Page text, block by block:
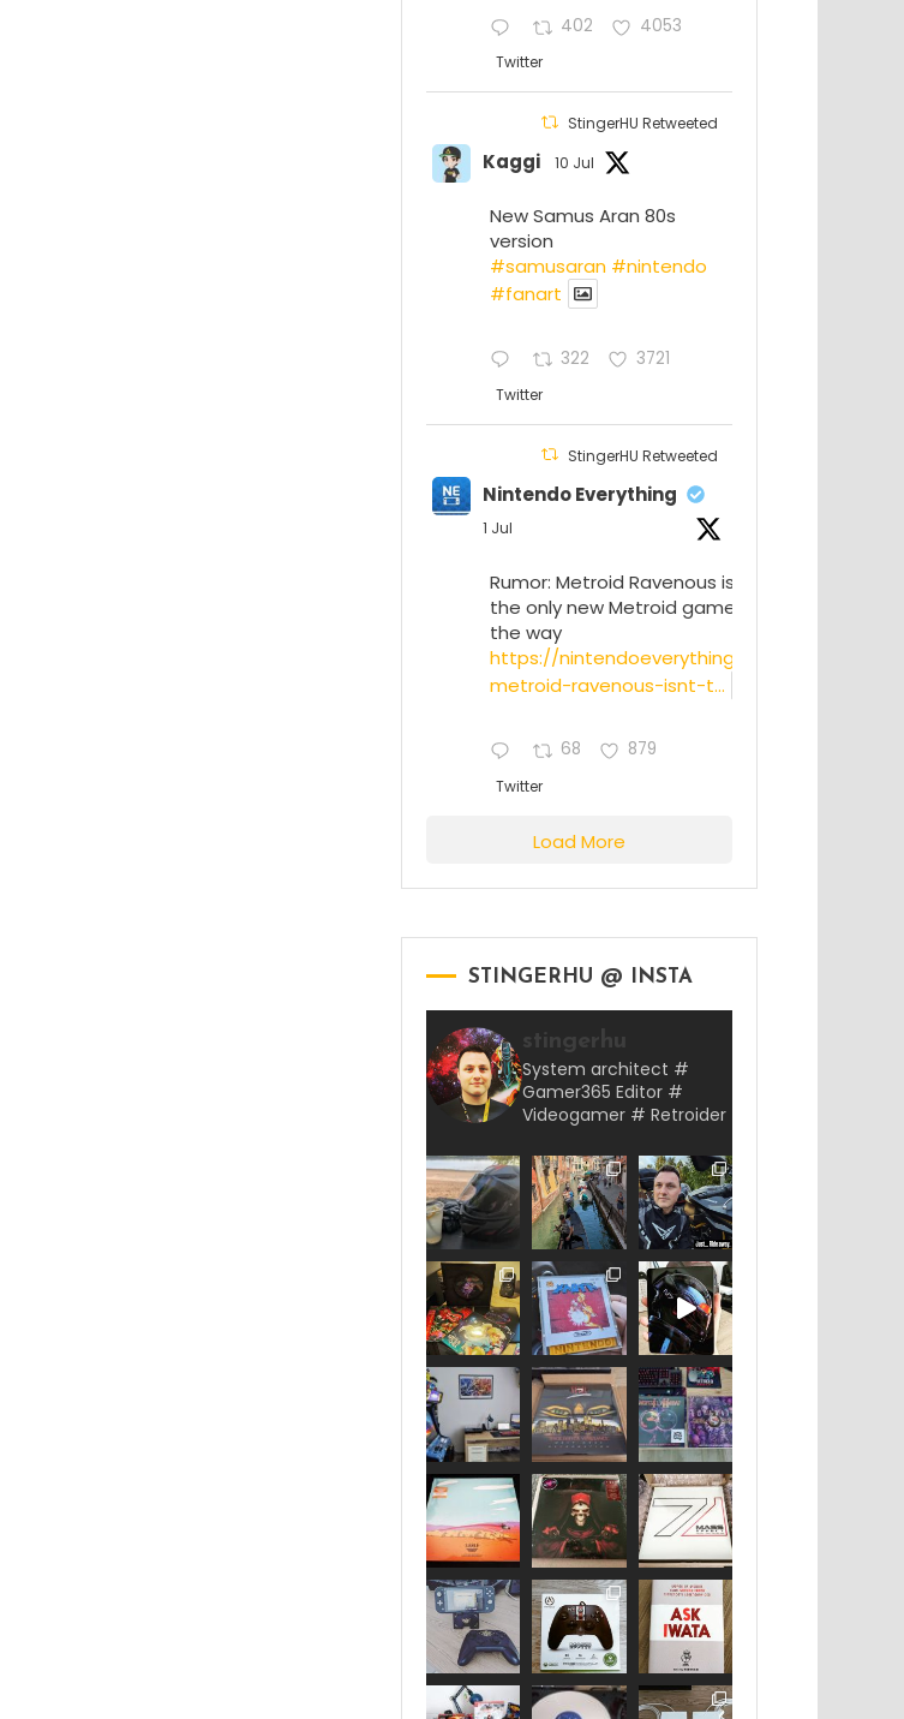
402 4053
Twitter
StingerHU Retweeted
Kaggi 10 Jul
New Samus Aran 80s
version
#samusaran #nintendo
#fanartㅤㅤㅤㅤ
322 3721
Twitter
StingerHU Retweeted
Nintendo Everything
1 Jul
Rumor: Metroid Ravenous isn’t
the only new Metroid game on
the way
https://nintendoeverything.com/rumor-
metroid-ravenous-isnt-t...
68 879
Twitter
Load More
STINGERHU @ INSTA
stingerhu
System architect #
Gamer365 Editor #
Videogamer # Retroider